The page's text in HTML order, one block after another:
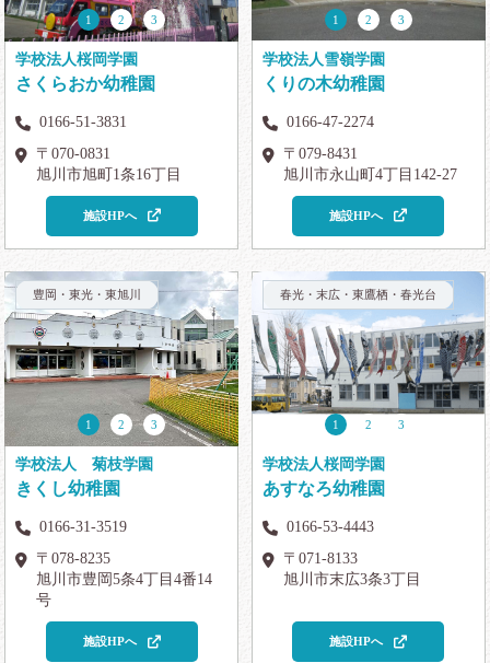
1 2 3
学校法人桜岡学園
さくらおか幼稚園
0166-51-3831
〒070-0831
旭川市旭町1条16丁目
施設HPへ
1 2 3
学校法人雪嶺学園
くりの木幼稚園
0166-47-2274
〒079-8431
旭川市永山町4丁目142-27
施設HPへ
豊岡・東光・東旭川
1 2 3
学校法人 菊枝学園
きくし幼稚園
0166-31-3519
〒078-8235
旭川市豊岡5条4丁目4番14
号
施設HPへ
春光・末広・東鷹栖・春光台
1 2 3
学校法人桜岡学園
あすなろ幼稚園
0166-53-4443
〒071-8133
旭川市末広3条3丁目
施設HPへ